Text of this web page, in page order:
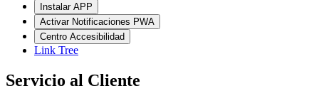
Instalar APP
Activar Notificaciones PWA
Centro Accesibilidad
Link Tree
Servicio al Cliente